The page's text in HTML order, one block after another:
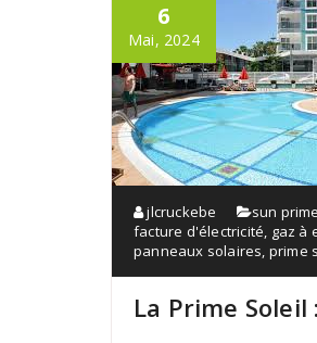
6
Mai, 2024
jlcruckebe sun prime
facture d'électricité, gaz à
panneaux solaires, prime
La Prime